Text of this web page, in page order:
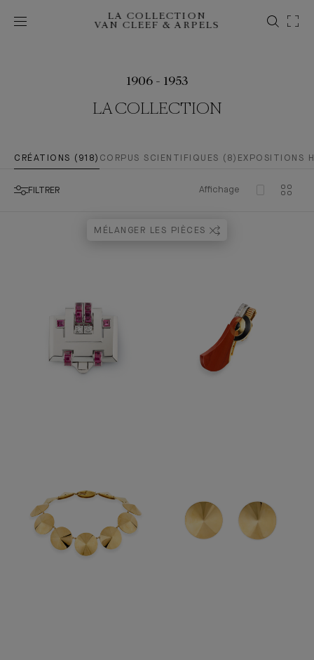
LA COLLECTION
VAN CLEEF & ARPELS
1906 - 1953
LA COLLECTION
CRÉATIONS (918) CORPUS SCIENTIFIQUES (8) EXPOSITIONS
FILTRER Affichage
MÉLANGER LES PIÈCES